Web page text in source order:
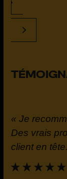
« Je
Des vrais
client en